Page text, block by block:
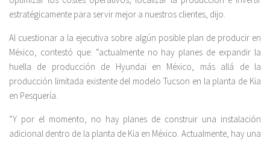
estratégicamente para servir mejor a nuestros clientes, dijo.
Al cuestionar a la ejecutiva sobre algún posible plan de producir en
México, contestó que: “actualmente no hay planes de expandir la
huella de producción de Hyundai en México, más allá de la
producción limitada existente del modelo Tucson en la planta de Kia
en Pesquería.
“Y por el momento, no hay planes de construir una instalación
adicional dentro de la planta de Kia en México. Actualmente, hay una